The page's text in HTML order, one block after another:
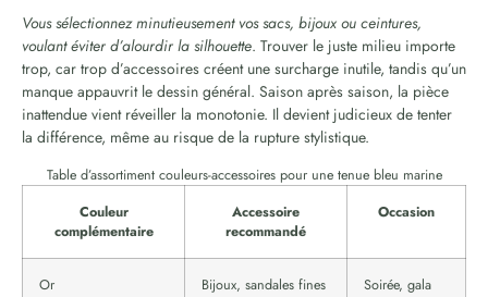
Vous sélectionnez minutieusement vos sacs, bijoux ou ceintures,
voulant éviter d’alourdir la silhouette. Trouver le juste milieu importe
trop, car trop d’accessoires créent une surcharge inutile, tandis qu’un
manque appauvrit le dessin général. Saison après saison, la pièce
inattendue vient réveiller la monotonie. Il devient judicieux de tenter
la différence, même au risque de la rupture stylistique.
Table d’assortiment couleurs-accessoires pour une tenue bleu marine
Couleur
complémentaire
Accessoire
recommandé
Occasion
Or Bijoux, sandales fines Soirée, gala